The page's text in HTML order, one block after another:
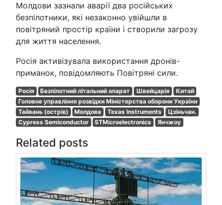
Молдови зазнали аварії два російських
безпілотники, які незаконно увійшли в
повітряний простір країни і створили загрозу
для життя населення.
Росія активізувала використання дронів-
приманок, повідомляють Повітряні сили.
Росія Безпілотний літальний апарат Швейцарія
Китай
Головне управління розвідки Міністерства оборони України
Тайвань (острів)
Молдова Texas Instruments
Цзіньчан.
Cypress Semiconductor
STMicroelectronics Янчжоу
Related posts